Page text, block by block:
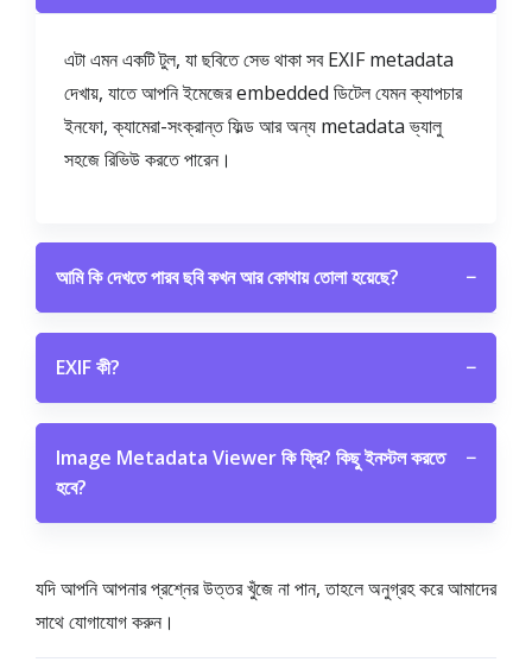
এটা এমন একটি টুল, যা ছবিতে সেভ থাকা সব EXIF metadata
দেখায়, যাতে আপনি ইমেজের embedded ডিটেল যেমন ক্যাপচার
ইনফো, ক্যামেরা-সংক্রান্ত ফিল্ড আর অন্য metadata ভ্যালু
সহজে রিভিউ করতে পারেন।
আমি কি দেখতে পারব ছবি কখন আর কোথায় তোলা হয়েছে? −
EXIF কী? −
Image Metadata Viewer কি ফ্রি? কিছু ইনস্টল করতে
হবে?
−
যদি আপনি আপনার প্রশ্নের উত্তর খুঁজে না পান, তাহলে অনুগ্রহ করে আমাদের
সাথে যোগাযোগ করুন।